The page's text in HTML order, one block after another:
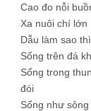
Cao đo nỗi
Xa nuôi chí lớn
Dẫu làm sao
Sống trên đá
Sống trong
đói
Sống như